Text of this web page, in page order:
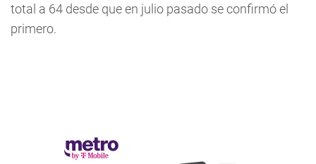
total a 64 desde que en julio pasado se confirmó el
primero.